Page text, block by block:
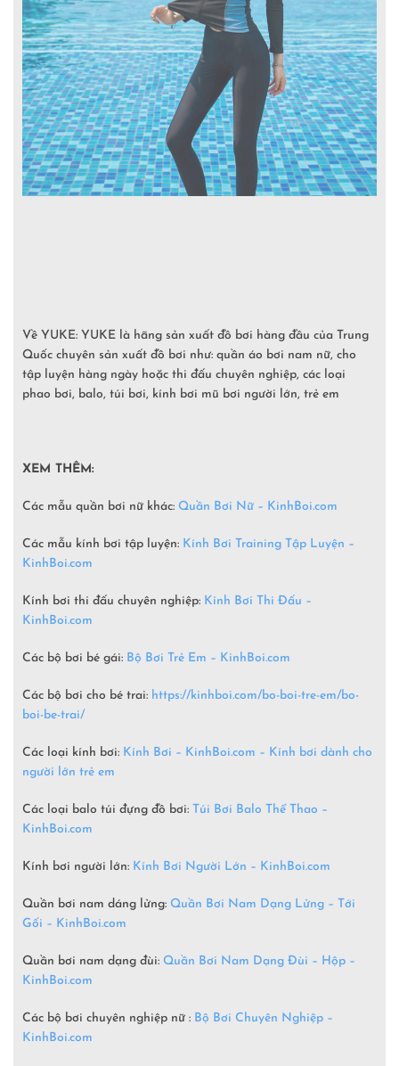
Về YUKE: YUKE là hãng sản xuất đồ bơi hàng đầu của Trung
Quốc chuyên sản xuất đồ bơi như: quần áo bơi nam nữ, cho
tập luyện hàng ngày hoặc thi đấu chuyên nghiệp, các loại
phao bơi, balo, túi bơi, kính bơi mũ bơi người lớn, trẻ em
XEM THÊM:
Các mẫu quần bơi nữ khác: Quần Bơi Nữ – KinhBoi.com
Các mẫu kính bơi tập luyện: Kính Bơi Training Tập Luyện –
KinhBoi.com
Kính bơi thi đấu chuyên nghiệp: Kính Bơi Thi Đấu –
KinhBoi.com
Các bộ bơi bé gái: Bộ Bơi Trẻ Em – KinhBoi.com
Các bộ bơi cho bé trai: https://kinhboi.com/bo-boi-tre-em/bo-
boi-be-trai/
Các loại kính bơi: Kính Bơi – KinhBoi.com – Kính bơi dành cho
người lớn trẻ em
Các loại balo túi đựng đồ bơi: Túi Bơi Balo Thể Thao –
KinhBoi.com
Kính bơi người lớn: Kính Bơi Người Lớn – KinhBoi.com
Quần bơi nam dáng lửng: Quần Bơi Nam Dạng Lửng – Tới
Gối – KinhBoi.com
Quần bơi nam dạng đùi: Quần Bơi Nam Dạng Đùi – Hộp –
KinhBoi.com
Các bộ bơi chuyên nghiệp nữ : Bộ Bơi Chuyên Nghiệp –
KinhBoi.com